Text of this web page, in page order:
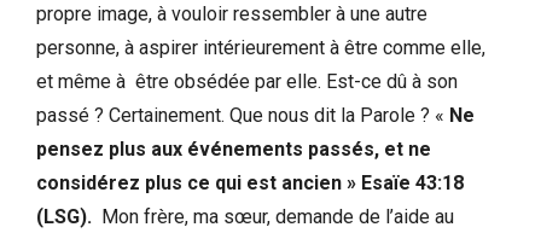
propre image, à vouloir ressembler à une autre
personne, à aspirer intérieurement à être comme elle,
et même à être obsédée par elle. Est-ce dû à son
passé ? Certainement. Que nous dit la Parole ? « Ne
pensez plus aux événements passés, et ne
considérez plus ce qui est ancien » Esaïe 43:18
(LSG). Mon frère, ma sœur, demande de l’aide au